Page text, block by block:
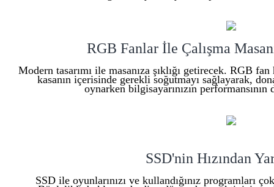
RGB Fanlar İle Çalışma
Modern tasarımı ile masanıza şıklığı getirecek. RGB
kasanın içerisinde gerekli soğutmayı sağlayarak,
oynarken bilgisayarınızın
SSD'nin Hızından
SSD ile oyunlarınızı ve kullandığınız programları